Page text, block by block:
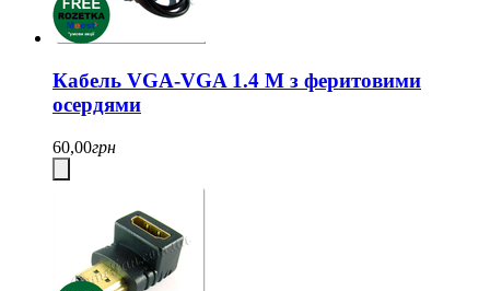
Кабель VGA-VGA 1.4 М з феритовими
осердями
60,00грн